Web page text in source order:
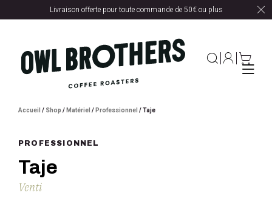
Livraison offerte pour toute commande de 50€ ou plus
Accueil / Shop /Matériel /Professionnel / Taje
PROFESSIONNEL
Taje
Venti